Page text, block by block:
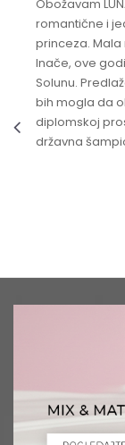
Obožavam
romantične i
princeza. Mala
Inače, ove
Solunu.
bih mogla da
diplomskoj
državna